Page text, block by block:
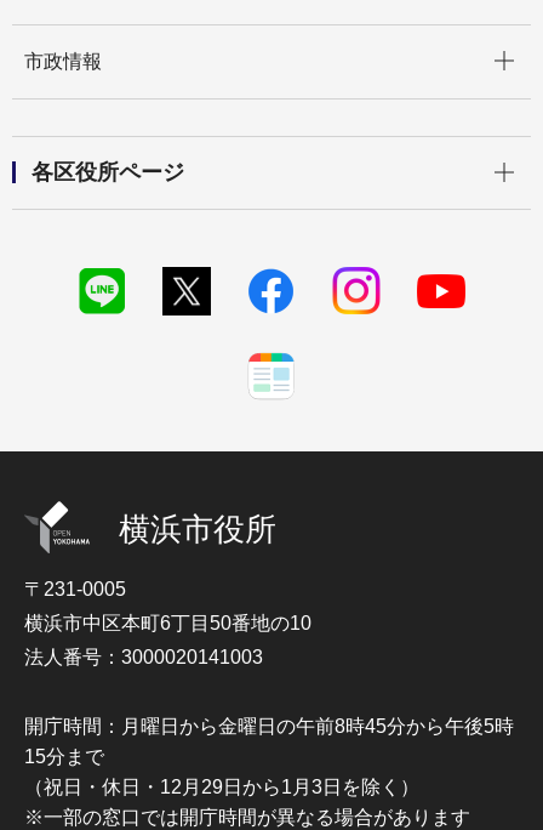
市政情報
各区役所ページ
横浜市役所
〒231-0005
横浜市中区本町6丁目50番地の10
法人番号：3000020141003
開庁時間：月曜日から金曜日の午前8時45分から午後5時
15分まで
（祝日・休日・12月29日から1月3日を除く）
※一部の窓口では開庁時間が異なる場合があります